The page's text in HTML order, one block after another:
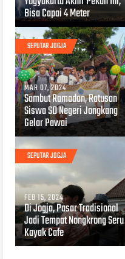
Bisa Capai 4 Meter
SEPUTAR JOGJA
MAR 07, 2024
Sambut Ramadan, Ratusan
Siswa SD Negeri Jongkang
Gelar Pawai
SEPUTAR JOGJA
FEB 15, 2024
Di Jogja, Pasar Tradisional
Jadi Tempat Nongkrong Seru
Kayak Cafe